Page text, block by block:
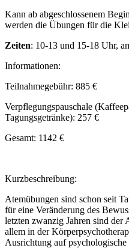
Kann ab abgeschlossenem
werden die Übungen für die
Zeiten: 10-13 und 15-18 Uhr,
Informationen:
Teilnahmegebühr: 885 €
Verpflegungspauschale
Tagungsgetränke): 257 €
Gesamt: 1142 €
Kurzbeschreibung:
Atemübungen sind schon seit
für eine Veränderung des
letzten zwanzig Jahren sind
allem in der
Ausrichtung auf